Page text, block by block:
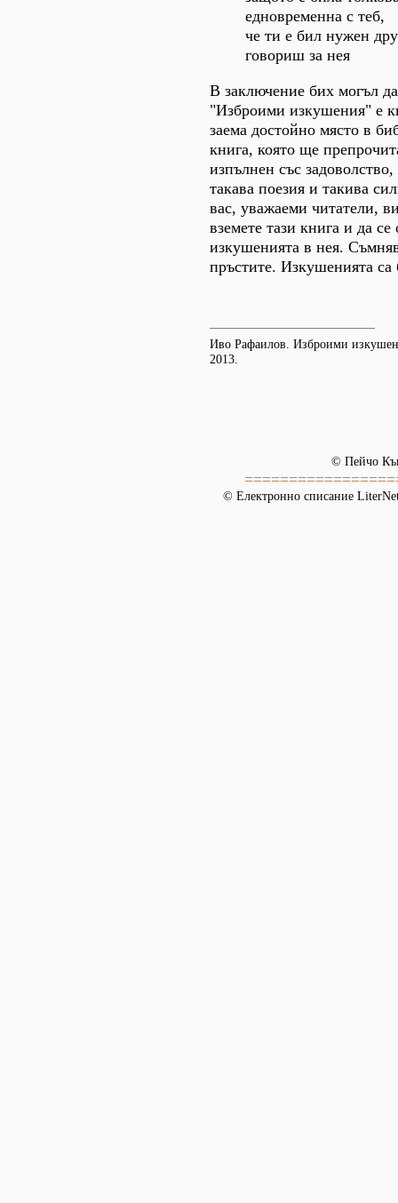
едновременна с теб,
че ти е бил нужен
говориш за нея
В заключение бих могъл
"Изброими изкушения" е
заема достойно място в
книга, която ще
изпълнен със
такава поезия и такива
вас, уважаеми читатели,
вземете тази книга и да
изкушенията в нея.
пръстите. Изкушенията са
Иво Рафаилов. Изброими
2013.
© Пейчо
© Електронно списание